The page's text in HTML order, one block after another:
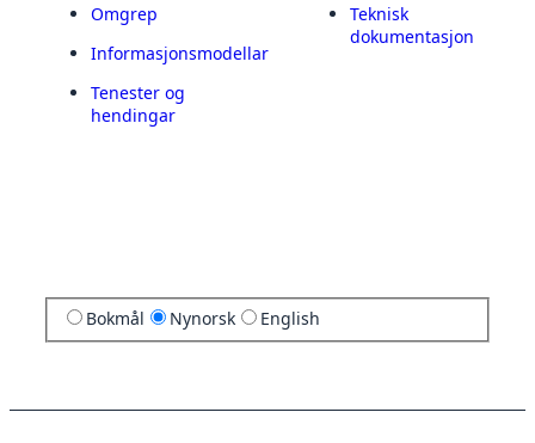
Omgrep
Informasjonsmodellar
Tenester og
hendingar
Teknisk
dokumentasjon
Bokmål Nynorsk English